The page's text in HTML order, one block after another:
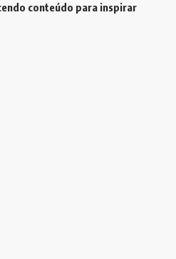
conteúdo para inspirar